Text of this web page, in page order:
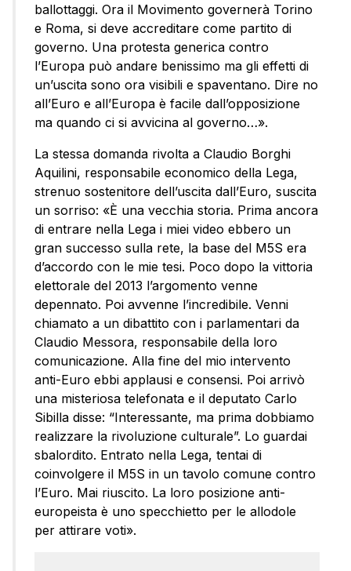
ballottaggi. Ora il Movimento governerà Torino
e Roma, si deve accreditare come partito di
governo. Una protesta generica contro
l’Europa può andare benissimo ma gli effetti di
un’uscita sono ora visibili e spaventano. Dire no
all’Euro e all’Europa è facile dall’opposizione
ma quando ci si avvicina al governo…».
La stessa domanda rivolta a Claudio Borghi
Aquilini, responsabile economico della Lega,
strenuo sostenitore dell’uscita dall’Euro, suscita
un sorriso: «È una vecchia storia. Prima ancora
di entrare nella Lega i miei video ebbero un
gran successo sulla rete, la base del M5S era
d’accordo con le mie tesi. Poco dopo la vittoria
elettorale del 2013 l’argomento venne
depennato. Poi avvenne l’incredibile. Venni
chiamato a un dibattito con i parlamentari da
Claudio Messora, responsabile della loro
comunicazione. Alla fine del mio intervento
anti-Euro ebbi applausi e consensi. Poi arrivò
una misteriosa telefonata e il deputato Carlo
Sibilla disse: “Interessante, ma prima dobbiamo
realizzare la rivoluzione culturale”. Lo guardai
sbalordito. Entrato nella Lega, tentai di
coinvolgere il M5S in un tavolo comune contro
l’Euro. Mai riuscito. La loro posizione anti-
europeista è uno specchietto per le allodole
per attirare voti».